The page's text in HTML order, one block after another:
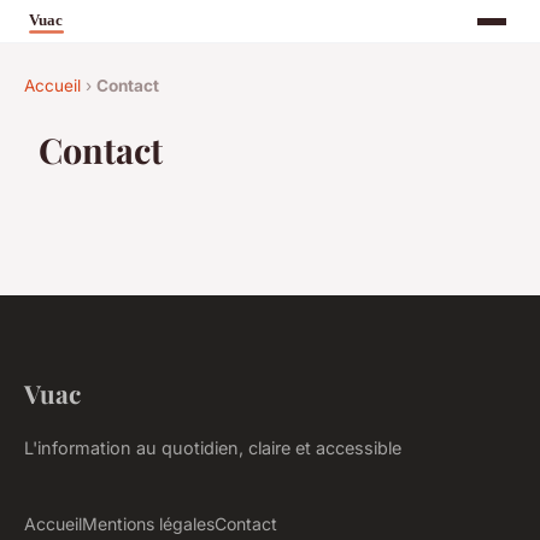
Accueil › Contact
Contact
Vuac
L'information au quotidien, claire et accessible
AccueilMentions légalesContact